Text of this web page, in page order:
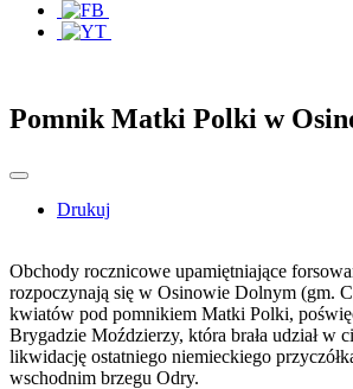
Pomnik Matki Polki w
Drukuj
Obchody rocznicowe upamiętniające
rozpoczynają się w Osinowie Dolnym (gm.
kwiatów pod pomnikiem Matki Polki,
Brygadzie Moździerzy, która brała udział w
likwidację ostatniego niemieckiego
wschodnim brzegu Odry.